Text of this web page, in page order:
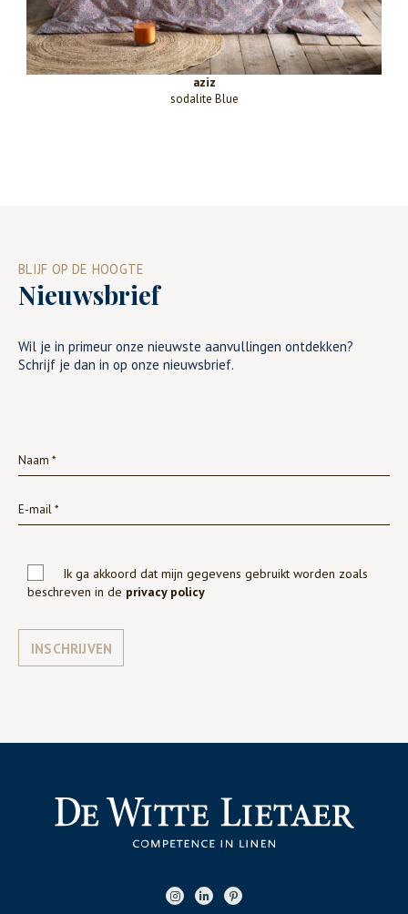
aziz
sodalite Blue
BLIJF OP DE HOOGTE
Nieuwsbrief
Wil je in primeur onze nieuwste aanvullingen ontdekken?
Schrijf je dan in op onze nieuwsbrief.
Ik ga akkoord dat mijn gegevens gebruikt worden zoals
beschreven in de privacy policy
INSCHRIJVEN